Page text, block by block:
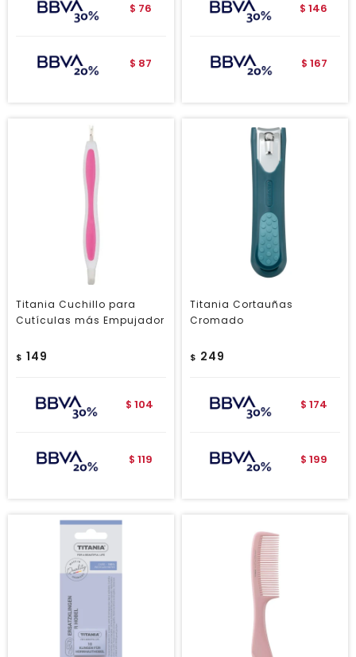
$ 76
$ 87
$ 146
$ 167
Titania Cuchillo para
Cutículas más Empujador
$ 149
$ 104
$ 119
Titania Cortauñas
Cromado
$ 249
$ 174
$ 199